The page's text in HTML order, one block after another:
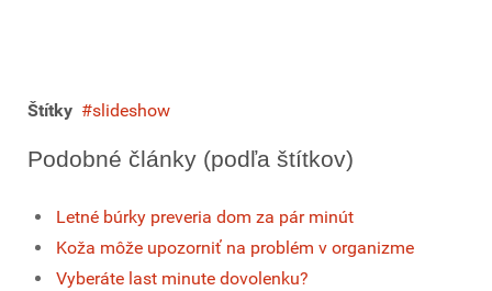
Štítky slideshow
Podobné články (podľa štítkov)
Letné búrky preveria dom za pár minút
Koža môže upozorniť na problém v organizme
Vyberáte last minute dovolenku?